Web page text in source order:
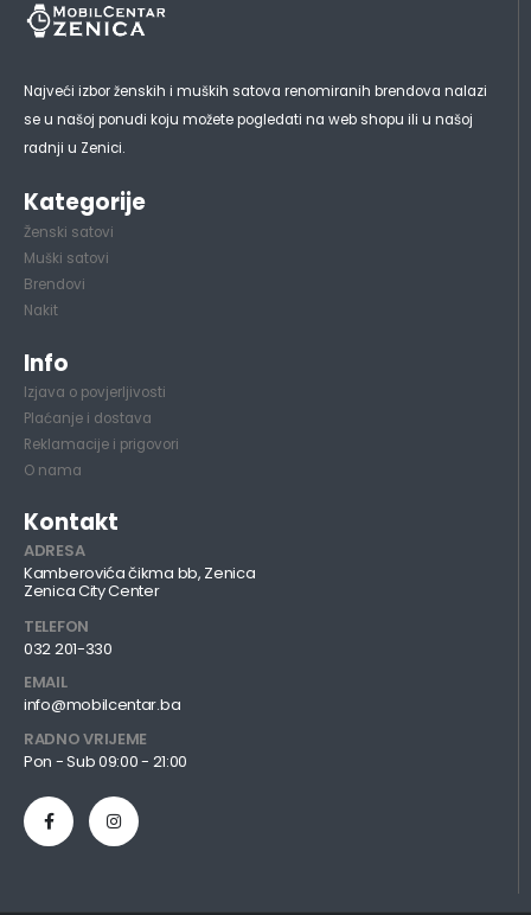
Najveći izbor ženskih i muških satova renomiranih brendova nalazi
se u našoj ponudi koju možete pogledati na web shopu ili u našoj
radnji u Zenici.
Kategorije
Ženski satovi
Muški satovi
Brendovi
Nakit
Info
Izjava o povjerljivosti
Plaćanje i dostava
Reklamacije i prigovori
O nama
Kontakt
ADRESA
Kamberovića čikma bb, Zenica
Zenica City Center
TELEFON
032 201-330
EMAIL
info@mobilcentar.ba
RADNO VRIJEME
Pon - Sub 09:00 - 21:00